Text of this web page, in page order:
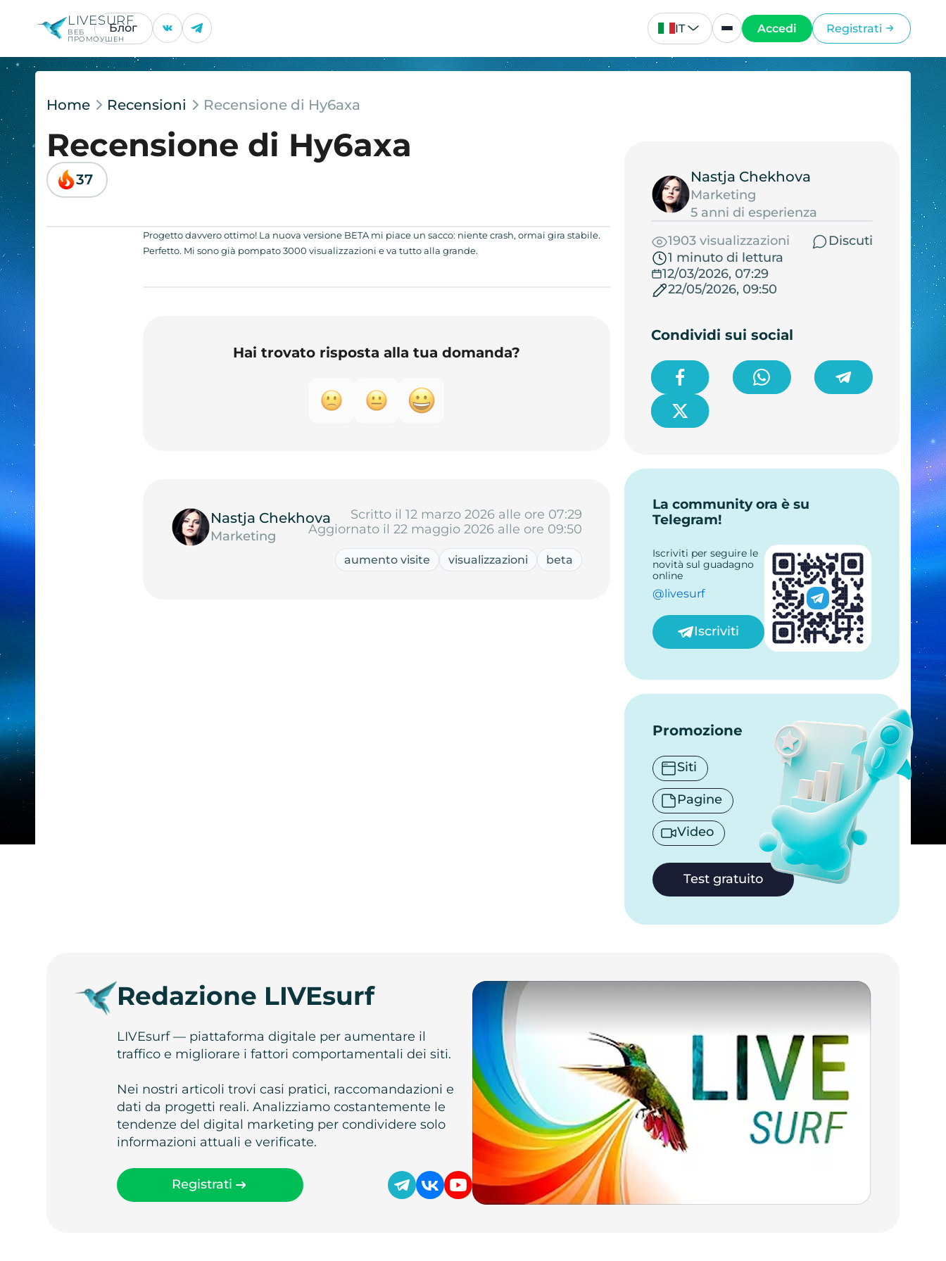
LIVESURF
ВЕБ
ПРОМОУШЕН
Блог IT Accedi Registrati
Home Recensioni Recensione di Hy6axa
Recensione di Hy6axa
37
Progetto davvero ottimo! La nuova versione BETA mi piace un sacco: niente crash, ormai gira stabile.
Perfetto. Mi sono già pompato 3000 visualizzazioni e va tutto alla grande.
Hai trovato risposta alla tua domanda?
Nastja Chekhova
Marketing
Scritto il 12 marzo 2026 alle ore 07:29
Aggiornato il 22 maggio 2026 alle ore 09:50
aumento visite visualizzazioni beta
Nastja Chekhova
Marketing
5 anni di esperienza
1903 visualizzazioni
Discuti
1 minuto di lettura
12/03/2026, 07:29
22/05/2026, 09:50
Condividi sui social
La community ora è su
Telegram!
Iscriviti per seguire le
novità sul guadagno
online
@livesurf
Iscriviti
Promozione
Siti
Pagine
Video
Test gratuito
Redazione LIVEsurf
LIVEsurf — piattaforma digitale per aumentare il
traffico e migliorare i fattori comportamentali dei siti.
Nei nostri articoli trovi casi pratici, raccomandazioni e
dati da progetti reali. Analizziamo costantemente le
tendenze del digital marketing per condividere solo
informazioni attuali e verificate.
Registrati